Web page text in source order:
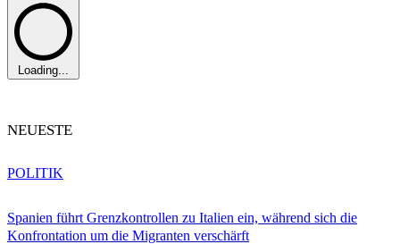
Loading...
NEUESTE
Spanien führt Grenzkontrollen zu Italien ein, während sich die
Konfrontation um die Migranten verschärft
POLITIK